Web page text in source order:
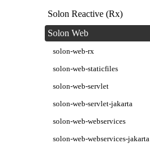
Solon Reactive (Rx)
Solon Web
solon-web-rx
solon-web-staticfiles
solon-web-servlet
solon-web-servlet-jakarta
solon-web-webservices
solon-web-webservices-jakarta